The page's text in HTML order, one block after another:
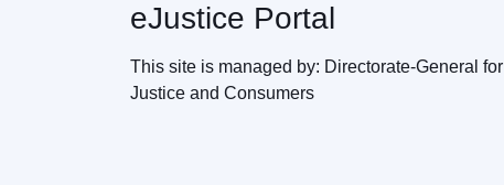
eJustice Portal
This site is managed by: Directorate-General for
Justice and Consumers